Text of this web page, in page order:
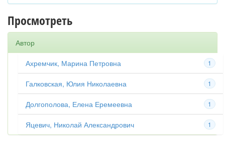
Просмотреть
Автор
1
Ахремчик, Марина Петровна
1
Галковская, Юлия Николаевна
1
Долгополова, Елена Еремеевна
1
Яцевич, Николай Александрович